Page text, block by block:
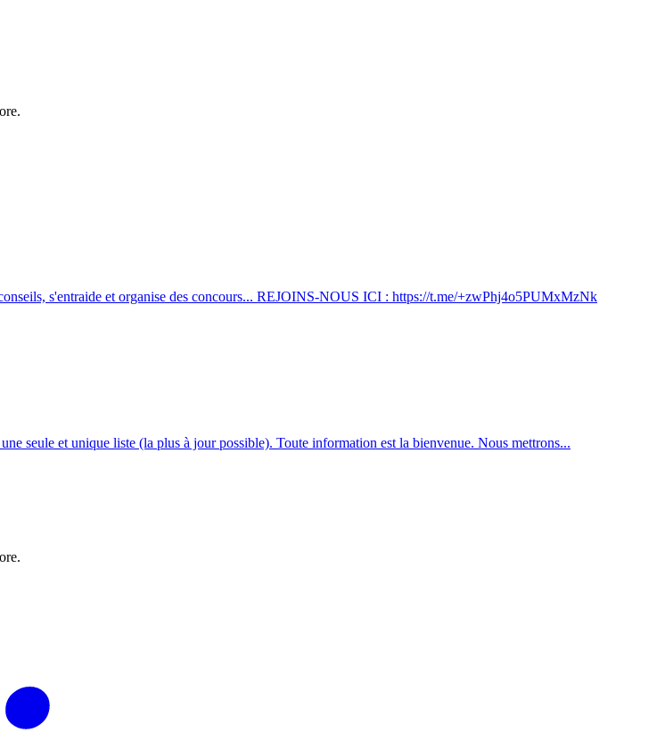
s'entraide et organise des concours... REJOINS-NOUS ICI : https://t.me/+zwPhj4o5PUMxMzNk
seule et unique liste (la plus à jour possible). Toute information est la bienvenue. Nous mettrons...